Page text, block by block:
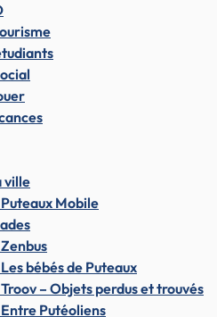
ville
Mobile
bébés de Puteaux
– Objets perdus et trouvés
Putéoliens